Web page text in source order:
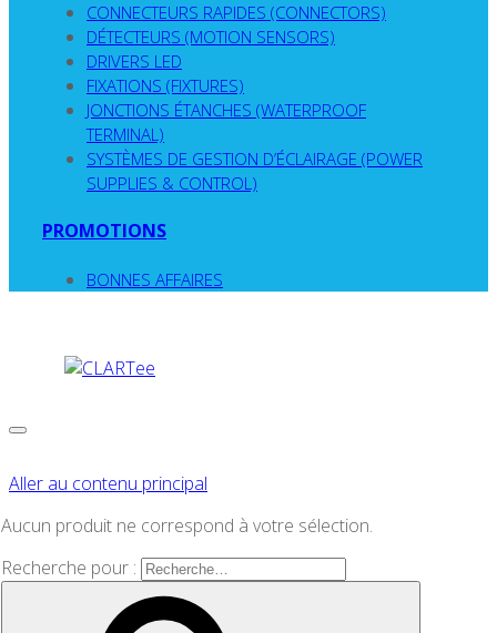
CONNECTEURS RAPIDES (CONNECTORS)
DÉTECTEURS (MOTION SENSORS)
DRIVERS LED
FIXATIONS (FIXTURES)
JONCTIONS ÉTANCHES (WATERPROOF
TERMINAL)
SYSTÈMES DE GESTION D’ÉCLAIRAGE (POWER
SUPPLIES & CONTROL)
PROMOTIONS
BONNES AFFAIRES
Aller au contenu principal
Aucun produit ne correspond à votre sélection.
Recherche pour :